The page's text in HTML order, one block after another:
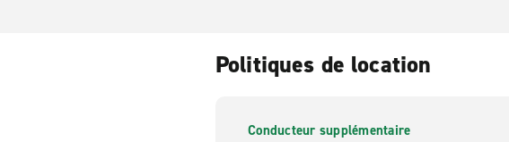
Politiques de location
Conducteur supplémentaire